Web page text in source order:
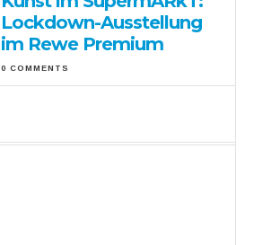
Lockdown-Ausstellung
im Rewe Premium
0 COMMENTS